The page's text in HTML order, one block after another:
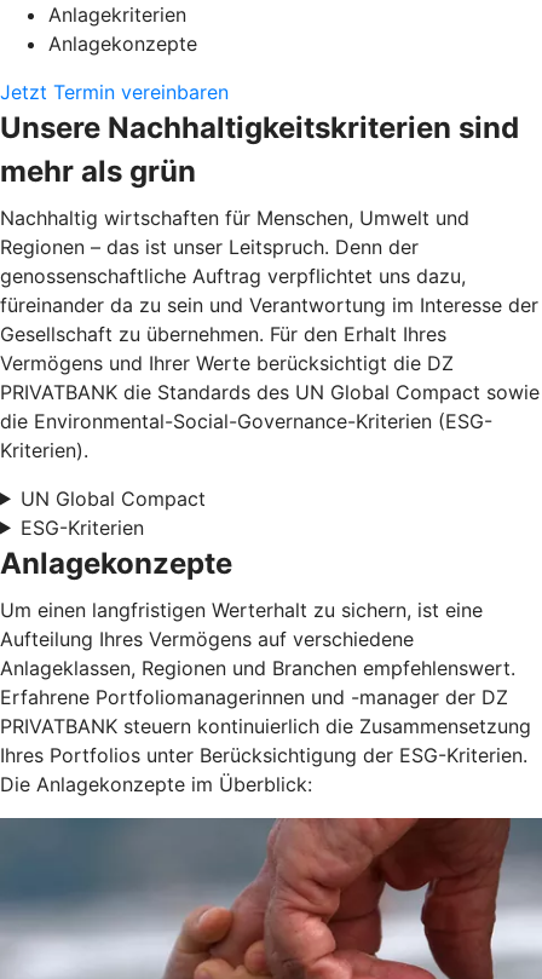
Anlagekriterien
Anlagekonzepte
Jetzt Termin vereinbaren
Unsere Nachhaltigkeitskriterien sind
mehr als grün
Nachhaltig wirtschaften für Menschen, Umwelt und
Regionen – das ist unser Leitspruch. Denn der
genossenschaftliche Auftrag verpflichtet uns dazu,
füreinander da zu sein und Verantwortung im Interesse der
Gesellschaft zu übernehmen. Für den Erhalt Ihres
Vermögens und Ihrer Werte berücksichtigt die DZ
PRIVATBANK die Standards des UN Global Compact sowie
die Environmental-Social-Governance-Kriterien (ESG-
Kriterien).
UN Global Compact
ESG-Kriterien
Anlagekonzepte
Um einen langfristigen Werterhalt zu sichern, ist eine
Aufteilung Ihres Vermögens auf verschiedene
Anlageklassen, Regionen und Branchen empfehlenswert.
Erfahrene Portfoliomanagerinnen und -manager der DZ
PRIVATBANK steuern kontinuierlich die Zusammensetzung
Ihres Portfolios unter Berücksichtigung der ESG-Kriterien.
Die Anlagekonzepte im Überblick: